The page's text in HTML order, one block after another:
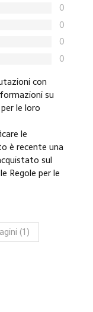
0
0
0
0
con
su
le loro
le
è recente una
sul
Regole per le
(1 )